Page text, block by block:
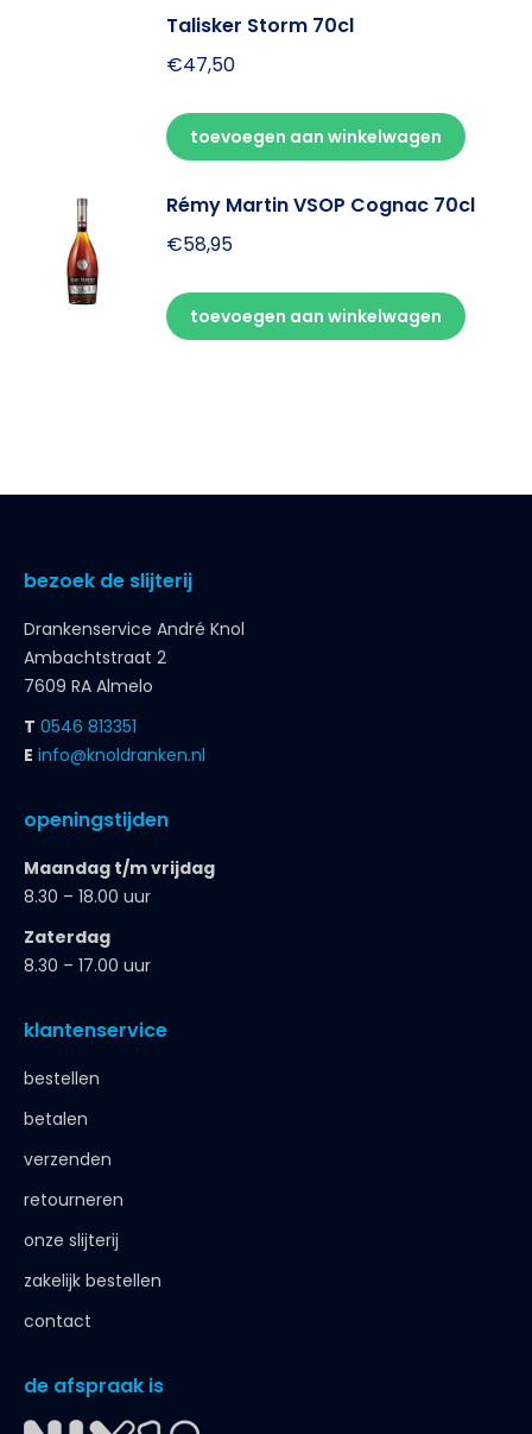
Talisker Storm 70cl
€47,50
toevoegen aan winkelwagen
Rémy Martin VSOP Cognac 70cl
€58,95
toevoegen aan winkelwagen
bezoek de slijterij
Drankenservice André Knol
Ambachtstraat 2
7609 RA Almelo
T 0546 813351
E info@knoldranken.nl
openingstijden
Maandag t/m vrijdag
8.30 – 18.00 uur
Zaterdag
8.30 – 17.00 uur
klantenservice
bestellen
betalen
verzenden
retourneren
onze slijterij
zakelijk bestellen
contact
de afspraak is